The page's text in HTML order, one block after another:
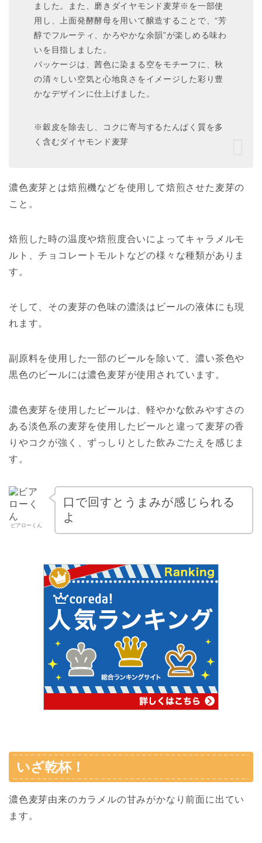
ました。また、磨きダイヤモンド麦芽※を一部使
用し、上面発酵酵母を用いて醸造することで、“芳
醇でフルーティ、かろやかな余韻”が楽しめる味わ
いを目指しました。
パッケージは、茜色に染まる空をモチーフに、秋
の清々しい空気と心地良さをイメージした彩り豊
かなデザインに仕上げました。
※穀皮を除去し、コクに寄与するたんぱく質を多
く含むダイヤモンド麦芽
濃色麦芽とは焙煎機などを使用して焙煎させた麦芽の
こと。
焙煎した時の温度や焙煎度合いによってキャラメルモ
ルト、チョコレートモルトなどの様々な種類がありま
す。
そして、その麦芽の色味の濃淡はビールの液体にも現
れます。
副原料を使用した一部のビールを除いて、濃い茶色や
黒色のビールには濃色麦芽が使用されています。
濃色麦芽を使用したビールは、軽やかな飲みやすさの
ある淡色系の麦芽を使用したビールと違って麦芽の香
りやコクが強く、ずっしりとした飲みごたえを感じま
す。
ビアローくん
口で回すとうまみが感じられる
よ
いざ乾杯！
濃色麦芽由来のカラメルの甘みがかなり前面に出てい
ます。